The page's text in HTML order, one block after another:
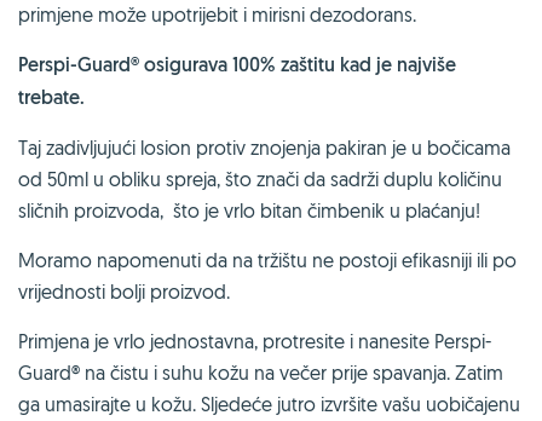
primjene može upotrijebit i mirisni dezodorans.
Perspi-Guard® osigurava 100% zaštitu kad je najviše
trebate.
Taj zadivljujući losion protiv znojenja pakiran je u bočicama
od 50ml u obliku spreja, što znači da sadrži duplu količinu
sličnih proizvoda, što je vrlo bitan čimbenik u plaćanju!
Moramo napomenuti da na tržištu ne postoji efikasniji ili po
vrijednosti bolji proizvod.
Primjena je vrlo jednostavna, protresite i nanesite Perspi-
Guard® na čistu i suhu kožu na večer prije spavanja. Zatim
ga umasirajte u kožu. Sljedeće jutro izvršite vašu uobičajenu